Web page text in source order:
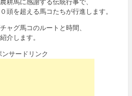
頭を超える馬コたちが行進します。
ャグ馬コのルートと時間、
介します。
ンサードリンク